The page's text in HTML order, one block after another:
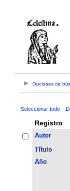
Opciones de
Seleccionar todo
Registro
Autor
Título
Año